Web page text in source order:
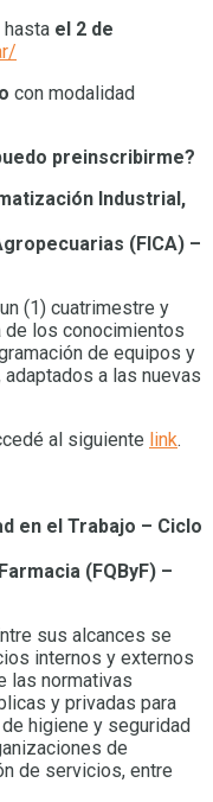
el 2 de
con modalidad
preinscribirme?
Industrial,
(FICA) –
(1) cuatrimestre y
de los conocimientos
de equipos y
a las nuevas
al siguiente link.
en el Trabajo – Ciclo
(FQByF) –
sus alcances se
internos y externos
las normativas
y privadas para
higiene y seguridad
de
de servicios, entre